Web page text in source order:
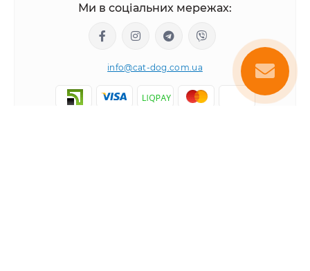
Ми в соціальних мережах:
info@cat-dog.com.ua